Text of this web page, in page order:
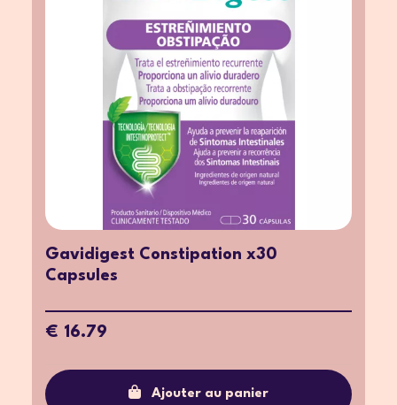
Gavidigest Constipation x30
Capsules
€ 16.79
Ajouter au panier